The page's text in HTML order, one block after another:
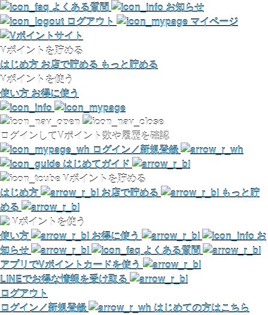
よくある質問
お知らせ
ログアウト
マイページ
Vポイントを貯める
はじめ方 お店で貯める もっと貯める
Vポイントを使う
使い方 お得に使う
ログインしてVポイント数や履歴を確認
ログイン／新規登録
はじめてガイド
Vポイントを貯める
はじめ方
お店で貯める
もっと貯
める
Vポイントを使う
使い方
お得に使う
お
知らせ
よくある質問
アプリでVポイントカードを使う
LINEでお得な情報を受け取る
ログアウト
ログイン／新規登録
はじめての方はこちら